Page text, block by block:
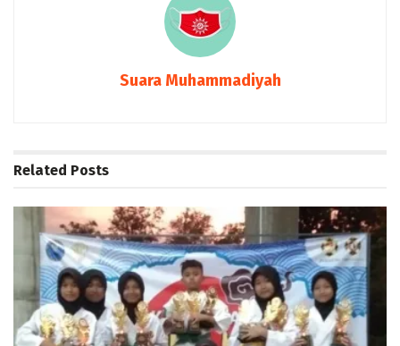
Suara Muhammadiyah
Related Posts